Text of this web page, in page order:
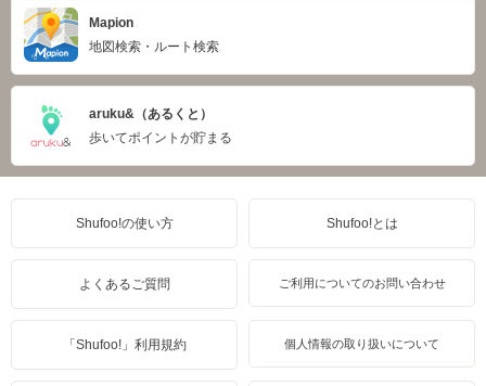
Mapion
地図検索・ルート検索
aruku&（あるくと）
歩いてポイントが貯まる
Shufoo!の使い方 Shufoo!とは
よくあるご質問 ご利用についてのお問い合わせ
「Shufoo!」利用規約 個人情報の取り扱いについて